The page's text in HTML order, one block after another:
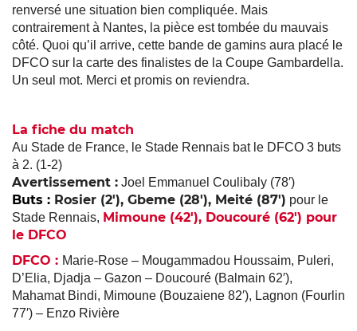
renversé une situation bien compliquée. Mais
contrairement à Nantes, la pièce est tombée du mauvais
côté. Quoi qu’il arrive, cette bande de gamins aura placé le
DFCO sur la carte des finalistes de la Coupe Gambardella.
Un seul mot. Merci et promis on reviendra.
La fiche du match
Au Stade de France, le Stade Rennais bat le DFCO 3 buts
à 2. (1-2)
Avertissement : Joel Emmanuel Coulibaly (78′)
Buts : Rosier (2′), Gbeme (28′), Meité (87′) pour le
Stade Rennais, Mimoune (42′), Doucouré (62′) pour
le DFCO
DFCO : Marie-Rose – Mougammadou Houssaim, Puleri,
D’Elia, Djadja – Gazon – Doucouré (Balmain 62′),
Mahamat Bindi, Mimoune (Bouzaiene 82′), Lagnon (Fourlin
77′) – Enzo Rivière